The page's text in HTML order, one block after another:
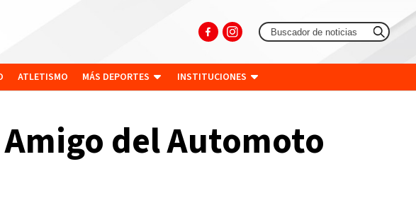
ATLETISMO MÁS DEPORTES INSTITUCIONES
del Automoto